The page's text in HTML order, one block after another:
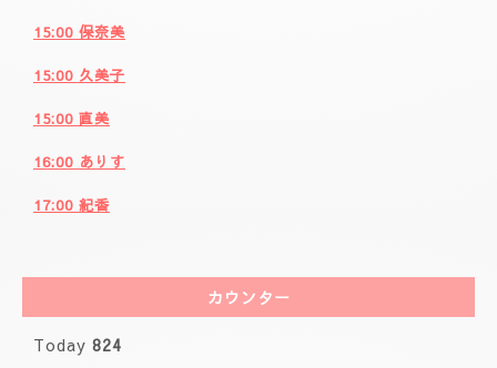
15:00 保奈美
15:00 久美子
15:00 直美
16:00 ありす
17:00 紀香
カウンター
Today 824